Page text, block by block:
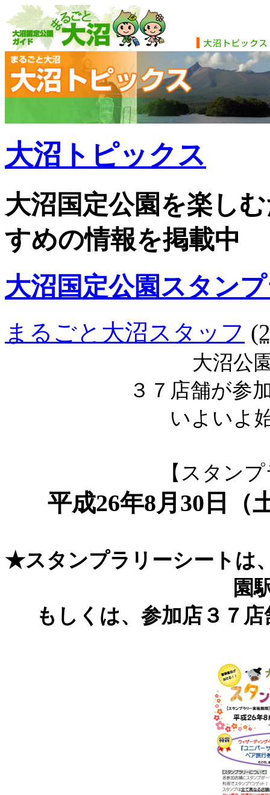
大沼トピックス
大沼国定公園を楽し
すめの情報を掲載中
大沼国定公園スタン
まるごと大沼スタッフ (
大沼公
３７店舗が参
いよいよ
【スタン
平成26年8月30日（
★スタンプラリーシートは
園
もしくは、参加店３７